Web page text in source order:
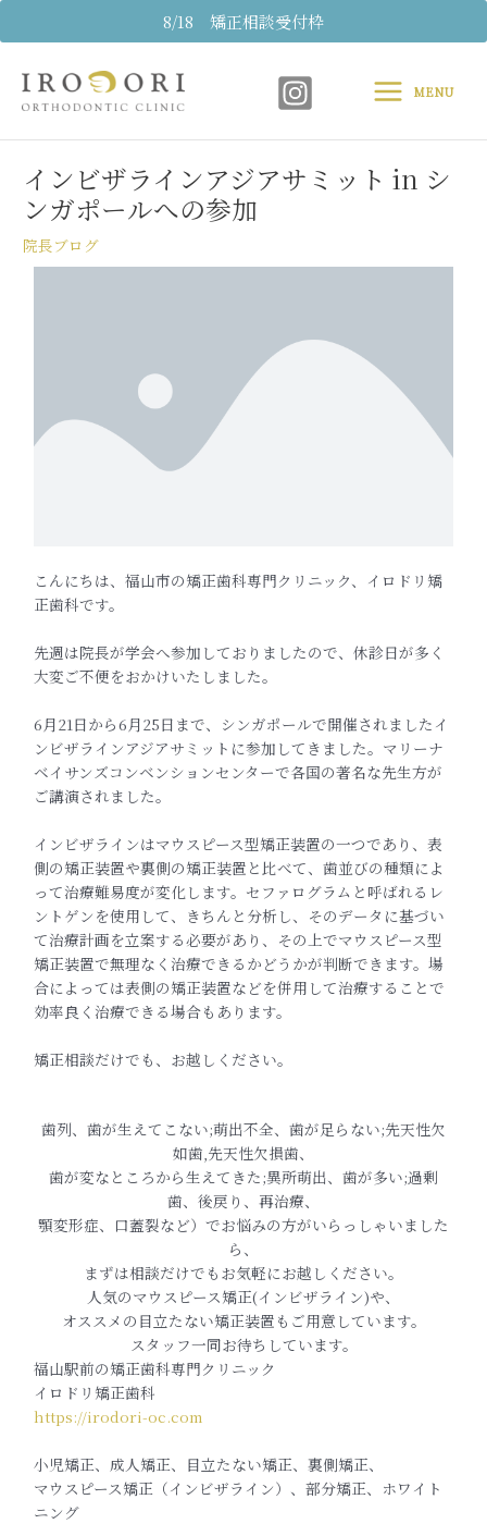
8/18 矯正相談受付枠
容
MenuMENU
インビザラインアジアサミット in シ
ンガポールへの参加
院長ブログ
こんにちは、福山市の矯正歯科専門クリニック、イロドリ矯
正歯科です。
先週は院長が学会へ参加しておりましたので、休診日が多く
大変ご不便をおかけいたしました。
6月21日から6月25日まで、シンガポールで開催されましたイ
ンビザラインアジアサミットに参加してきました。マリーナ
ベイサンズコンベンションセンターで各国の著名な先生方が
ご講演されました。
インビザラインはマウスピース型矯正装置の一つであり、表
側の矯正装置や裏側の矯正装置と比べて、歯並びの種類によ
って治療難易度が変化します。セファログラムと呼ばれるレ
ントゲンを使用して、きちんと分析し、そのデータに基づい
て治療計画を立案する必要があり、その上でマウスピース型
矯正装置で無理なく治療できるかどうかが判断できます。場
合によっては表側の矯正装置などを併用して治療することで
効率良く治療できる場合もあります。
矯正相談だけでも、お越しください。
歯列、歯が生えてこない;萌出不全、歯が足らない;先天性欠
如歯,先天性欠損歯、
歯が変なところから生えてきた;異所萌出、歯が多い;過剰
歯、後戻り、再治療、
顎変形症、口蓋裂など）でお悩みの方がいらっしゃいました
ら、
まずは相談だけでもお気軽にお越しください。
人気のマウスピース矯正(インビザライン)や、
オススメの目立たない矯正装置もご用意しています。
スタッフ一同お待ちしています。
福山駅前の矯正歯科専門クリニック
イロドリ矯正歯科
https://irodori-oc.com
小児矯正、成人矯正、目立たない矯正、裏側矯正、
マウスピース矯正（インビザライン）、部分矯正、ホワイト
ニング